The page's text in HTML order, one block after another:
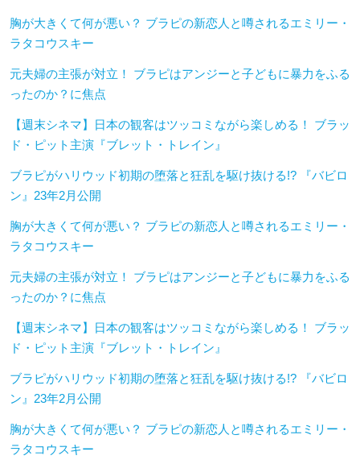
胸が大きくて何が悪い？ ブラピの新恋人と噂されるエミリー・
ラタコウスキー
元夫婦の主張が対立！ ブラピはアンジーと子どもに暴力をふる
ったのか？に焦点
【週末シネマ】日本の観客はツッコミながら楽しめる！ ブラッ
ド・ピット主演『ブレット・トレイン』
ブラピがハリウッド初期の堕落と狂乱を駆け抜ける!? 『バビロ
ン』23年2月公開
胸が大きくて何が悪い？ ブラピの新恋人と噂されるエミリー・
ラタコウスキー
元夫婦の主張が対立！ ブラピはアンジーと子どもに暴力をふる
ったのか？に焦点
【週末シネマ】日本の観客はツッコミながら楽しめる！ ブラッ
ド・ピット主演『ブレット・トレイン』
ブラピがハリウッド初期の堕落と狂乱を駆け抜ける!? 『バビロ
ン』23年2月公開
胸が大きくて何が悪い？ ブラピの新恋人と噂されるエミリー・
ラタコウスキー